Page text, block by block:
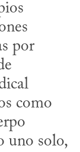
por
como
uno solo,